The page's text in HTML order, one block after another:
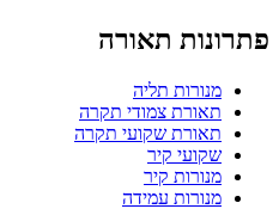
פתרונות תאורה
מנורות תליה
תאורת צמודי תקרה
תאורת שקועי תקרה
שקועי קיר
מנורות קיר
מנורות עמידה